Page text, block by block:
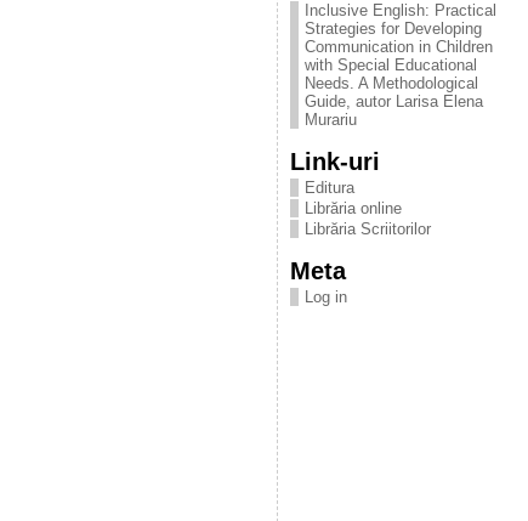
Inclusive English: Practical
Strategies for Developing
Communication in Children
with Special Educational
Needs. A Methodological
Guide, autor Larisa Elena
Murariu
Link-uri
Editura
Librăria online
Librăria Scriitorilor
Meta
Log in